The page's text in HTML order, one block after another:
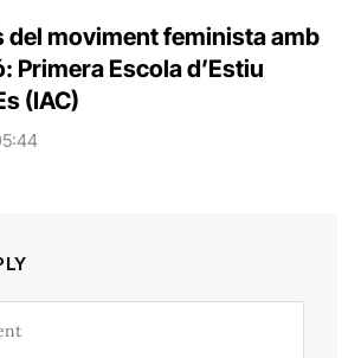
del moviment feminista amb
Primera Escola d’Estiu
(IAC)